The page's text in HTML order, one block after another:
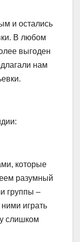
и остались
В любом
выгоден
нам
которые
разумный
группы –
играть
слишком